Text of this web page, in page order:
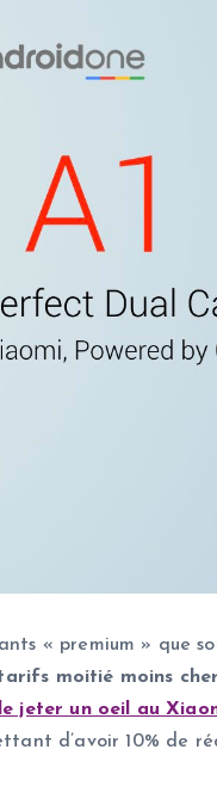
« premium » que
moitié moins
jeter un oeil au
d’avoir 10% de